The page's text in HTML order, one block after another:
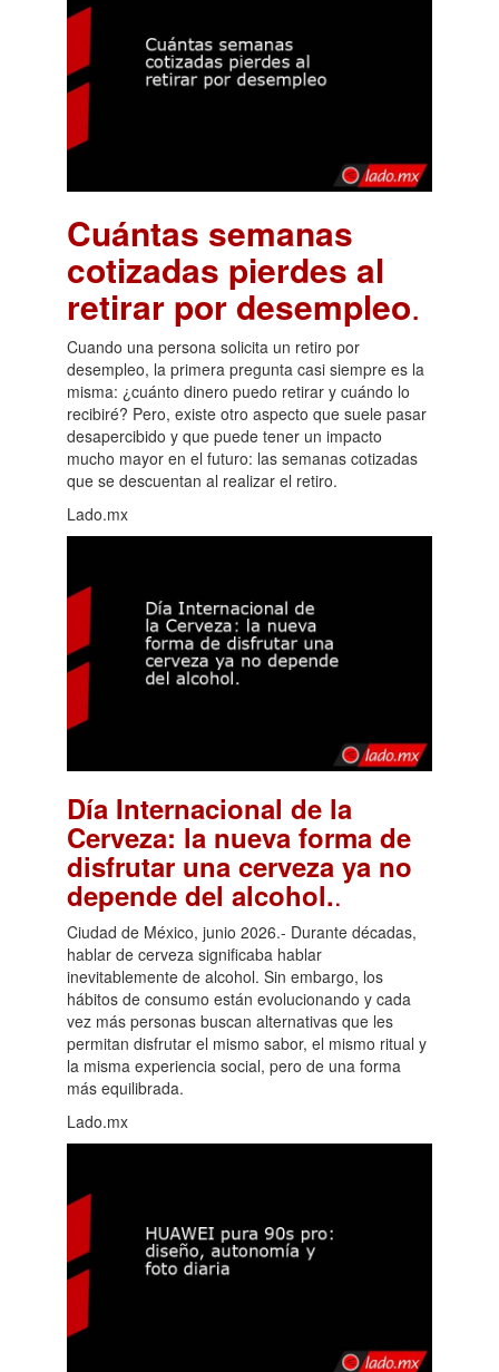
Cuántas semanas
cotizadas pierdes al
retirar por desempleo.
Cuando una persona solicita un retiro por
desempleo, la primera pregunta casi siempre es la
misma: ¿cuánto dinero puedo retirar y cuándo lo
recibiré? Pero, existe otro aspecto que suele pasar
desapercibido y que puede tener un impacto
mucho mayor en el futuro: las semanas cotizadas
que se descuentan al realizar el retiro.
Lado.mx
Día Internacional de la
Cerveza: la nueva forma de
disfrutar una cerveza ya no
depende del alcohol..
Ciudad de México, junio 2026.- Durante décadas,
hablar de cerveza significaba hablar
inevitablemente de alcohol. Sin embargo, los
hábitos de consumo están evolucionando y cada
vez más personas buscan alternativas que les
permitan disfrutar el mismo sabor, el mismo ritual y
la misma experiencia social, pero de una forma
más equilibrada.
Lado.mx